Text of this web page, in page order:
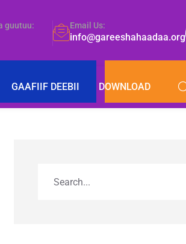
guutuu: Email Us:
info@gareeshahaadaa.org
GAAFIIF DEEBII DOWNLOAD